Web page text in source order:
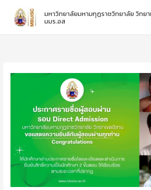
content
มหาวิทยาลัยมหามกุฏราชวิทยาลัย วิทยา
มมร.อส
ไ
ว้
า
ค
ติ
ชั้
น
ที่
1
-
3